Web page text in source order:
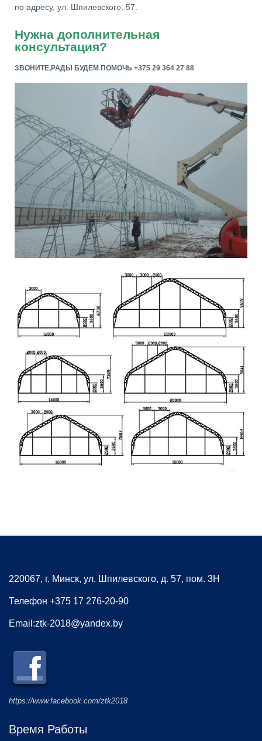
по адресу, ул. Шпилевского, 57.
Нужна дополнительная
консультация?
ЗВОНИТЕ,РАДЫ БУДЕМ ПОМОЧЬ +375 29 364 27 88
220067, г. Минск, ул. Шпилевского, д. 57, пом. 3Н
Телефон +375 17 276-20-90
Email:ztk-2018@yandex.by
https://www.facebook.com/ztk2018
Время Работы